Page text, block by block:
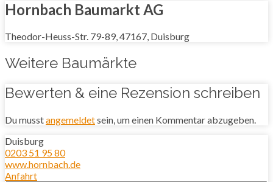
Hornbach Baumarkt AG
Theodor-Heuss-Str. 79-89, 47167, Duisburg
Weitere Baumärkte
Bewerten & eine Rezension schreiben
Du musstangemeldetsein, um einen Kommentar abzugeben.
Duisburg
0203 51 95 80
www.hornbach.de
Anfahrt